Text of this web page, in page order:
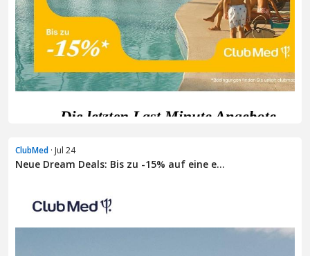
ClubMed · Jul 24
Neue Dream Deals: Bis zu -15% auf eine e...